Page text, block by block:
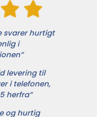
svarer hurtigt
i
levering til
i telefonen,
herfra”
og hurtig